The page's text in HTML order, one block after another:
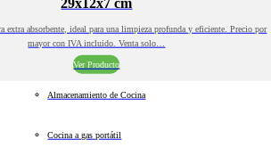
extra absorbente, ideal para una limpieza profunda y eficiente. Precio por
mayor con IVA incluido. Venta solo…
Ver Producto
Almacenamiento de Cocina
Cocina a gas portátil